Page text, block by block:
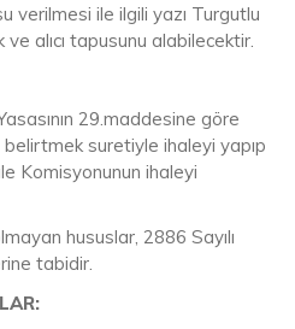
verilmesi ile ilgili yazı Turgutlu
alıcı tapusunu alabilecektir.
29.maddesine göre
suretiyle ihaleyi yapıp
Komisyonunun ihaleyi
hususlar, 2886 Sayılı
tabidir.